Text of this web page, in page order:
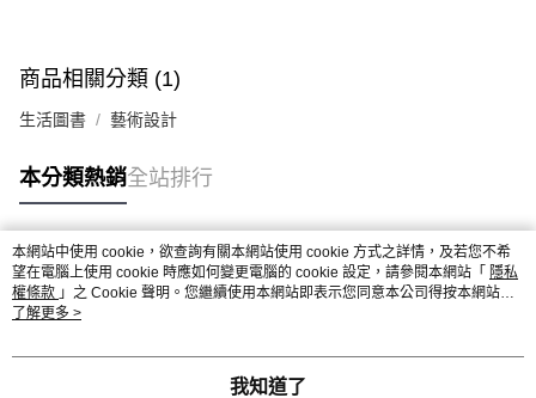
商品相關分類 (1)
生活圖書 藝術設計
本分類熱銷全站排行
熱門標籤
本網站中使用 cookie，欲查詢有關本網站使用 cookie 方式之詳情，及若您不希
望在電腦上使用 cookie 時應如何變更電腦的 cookie 設定，請參閱本網站「 隱私
權條款 」之 Cookie 聲明。您繼續使用本網站即表示您同意本公司得按本網站使
用條款之 Cookie 聲明使用 cookie。
了解更多 >
我知道了